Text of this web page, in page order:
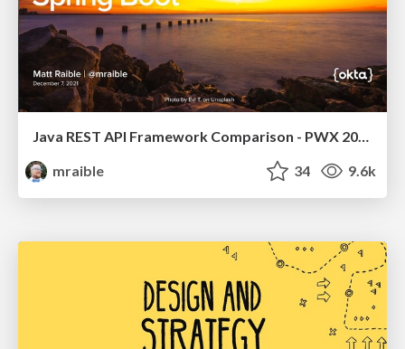
Java REST API Framework Comparison - PWX 2021
mraible
34 9.6k